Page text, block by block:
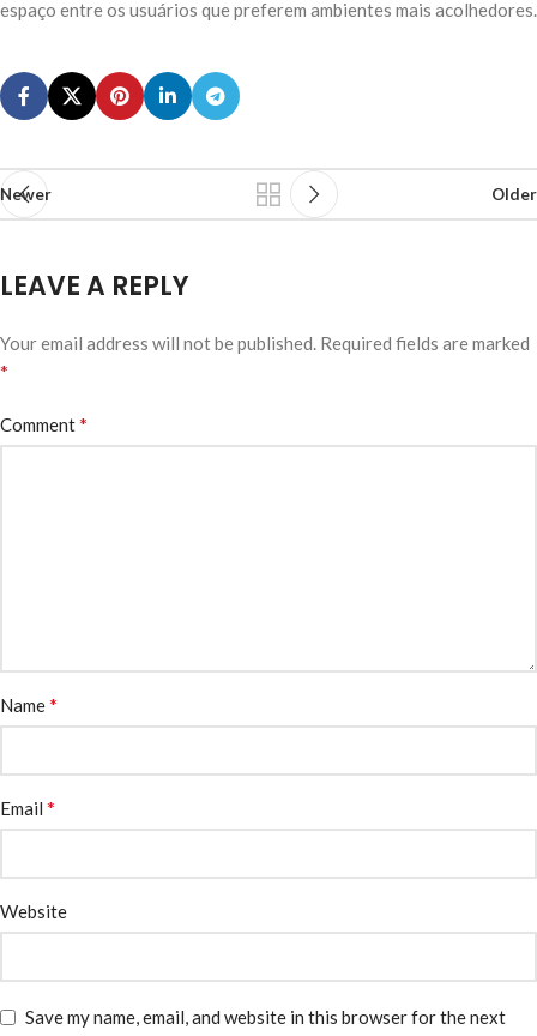
espaço entre os usuários que preferem ambientes mais acolhedores.
Newer Older
LEAVE A REPLY
Your email address will not be published. Required fields are marked
*
Comment*
Name*
Email *
Website
Save my name, email, and website in this browser for the next